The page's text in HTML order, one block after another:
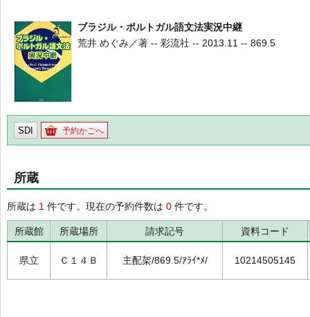
ブラジル・ポルトガル語文法実況中継
荒井 めぐみ／著 -- 彩流社 -- 2013.11 -- 869.5
SDI 予約かごへ
所蔵
所蔵は 1 件です。現在の予約件数は 0 件です。
所蔵館 所蔵場所 請求記号 資料コード
県立 Ｃ１４Ｂ 主配架/869.5/ｱﾗｲ*ﾒ/ 10214505145